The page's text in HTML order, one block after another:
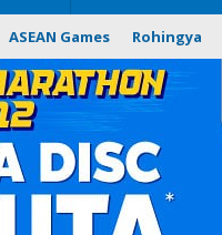
ASEAN Games Rohingya